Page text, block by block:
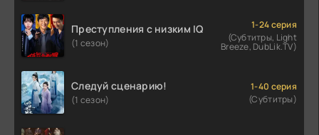
Преступления с низким IQ
(1 сезон)
1-24 серия
(Субтитры, Light
Breeze, DubLik.TV)
Следуй сценарию!
(1 сезон)
1-40 серия
(Субтитры)